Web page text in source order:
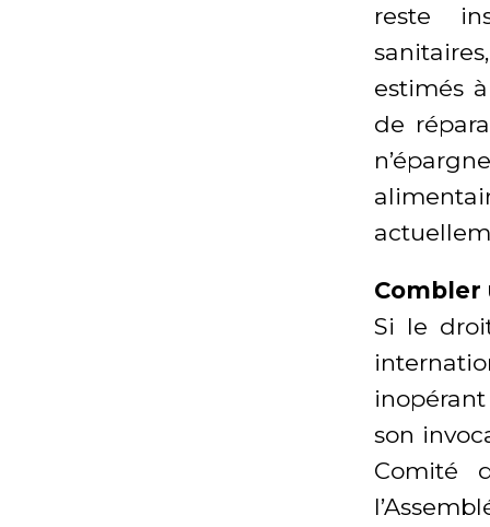
reste
estimés
de
Combler
Si le
son
Comité